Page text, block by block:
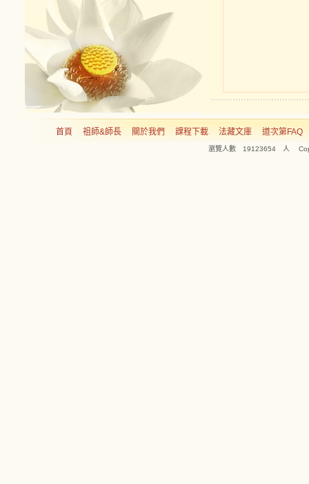
首頁 祖師&師長 關於我們 課程下載 法藏文庫 道次第FAQ
瀏覽人數 19123654 人